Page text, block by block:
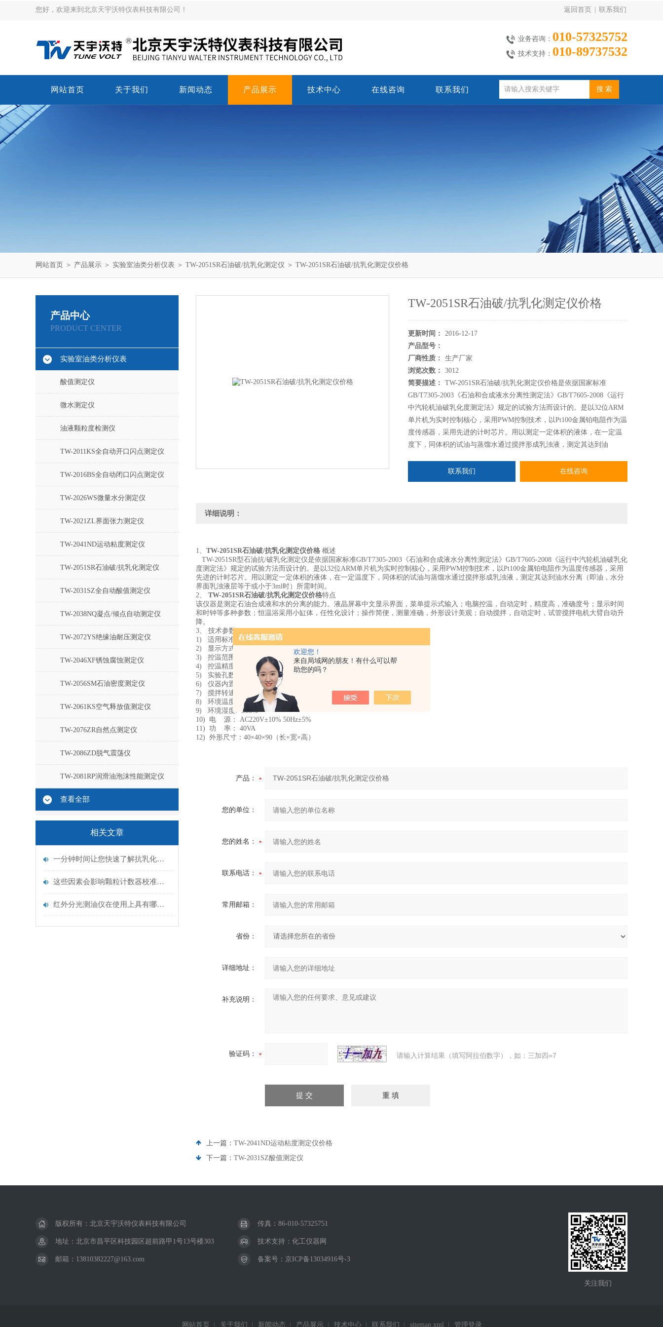
欢迎您！
来自局域网的朋友！有什么可以帮
助您的吗？
您好，欢迎来到北京天宇沃特仪表科技有限公司！ 返回首页 联系我们
业务咨询： 010-57325752
技术支持： 010-89737532
网站首页 关于我们 新闻动态 产品展示 技术中心 在线咨询 联系我们
网站首页 ＞ 产品展示 ＞ 实验室油类分析仪表 ＞ TW-2051SR石油破/抗乳化测定仪 ＞ TW-2051SR石油破/抗乳化测定仪价格
产品中心
PRODUCT CENTER
实验室油类分析仪表
酸值测定仪
微水测定仪
油液颗粒度检测仪
TW-2011KS全自动开口闪点测定仪
TW-2016BS全自动闭口闪点测定仪
TW-2026WS微量水分测定仪
TW-2021ZL界面张力测定仪
TW-2041ND运动粘度测定仪
TW-2051SR石油破/抗乳化测定仪
TW-2031SZ全自动酸值测定仪
TW-2038NQ凝点/倾点自动测定仪
TW-2072YS绝缘油耐压测定仪
TW-2046XF锈蚀腐蚀测定仪
TW-2056SM石油密度测定仪
TW-2061KS空气释放值测定仪
TW-2076ZR自然点测定仪
TW-2086ZD脱气震荡仪
TW-2081RP润滑油泡沫性能测定仪
查看全部
相关文章
一分钟时间让您快速了解抗乳化测定仪
这些因素会影响颗粒计数器校准的准确性
红外分光测油仪在使用上具有哪些性能？
TW-2051SR石油破/抗乳化测定仪价格
更新时间：
2016-12-17
产品型号：
厂商性质：
生产厂家
浏览次数：
3012
简要描述：
TW-2051SR石油破/抗乳化测定仪价格是依据国家标准
GB/T7305-2003《石油和合成液水分离性测定法》GB/T7605-2008《运行
中汽轮机油破乳化度测定法》规定的试验方法而设计的。是以32位ARM
单片机为实时控制核心，采用PWM控制技术，以Pt100金属铂电阻作为温
度传感器，采用先进的计时芯片。用以测定一定体积的液体，在一定温
度下，同体积的试油与蒸馏水通过搅拌形成乳浊液，测定其达到油
联系我们 在线咨询
详细说明：
1、 TW-2051SR石油破/抗乳化测定仪价格 概述
TW-2051SR型石油抗/破乳化测定仪是依据国家标准GB/T7305-2003《石油和合成液水分离性测定法》GB/T7605-2008《运行中汽轮机油破乳化
度测定法》规定的试验方法而设计的。是以32位ARM单片机为实时控制核心，采用PWM控制技术，以Pt100金属铂电阻作为温度传感器，采用
先进的计时芯片。用以测定一定体积的液体，在一定温度下，同体积的试油与蒸馏水通过搅拌形成乳浊液，测定其达到油水分离（即油，水分
界面乳浊液层等于或小于3ml时）所需时间。
2、 TW-2051SR石油破/抗乳化测定仪价格特点
该仪器是测定石油合成液和水的分离的能力。液晶屏幕中文显示界面，菜单提示式输入；电脑控温，自动定时，精度高，准确度号；显示时间
和时钟等多种参数；恒温浴采用小缸体，任性化设计；操作简便，测量准确，外形设计美观；自动搅拌，自动定时，试管搅拌电机大臂自动升
降。
3、 技术参数
1) 适用标准：GB/T7305-2003 GB/T7605-2008
2) 显示方式：高清晰彩色触摸屏显示，操作方便、清晰、直观
3) 控温范围：（室温～100）℃
4) 控温精度：±0.1℃
5) 实验孔数：4孔
6) 仪器内置数据存储功能，方便随时查看数据
7) 搅拌转速：（1500±15）r/min
8) 环境温度：（5～45）℃
9) 环境湿度: ≤85%
10) 电 源： AC220V±10% 50Hz±5%
11) 功 率： 40VA
12) 外形尺寸：40×40×90（长×宽×高）
产品：
您的单位：
您的姓名：
联系电话：
常用邮箱：
省份：
详细地址：
补充说明：
验证码： 请输入计算结果（填写阿拉伯数字），如：三加四=7
上一篇： TW-2041ND运动粘度测定仪价格
下一篇： TW-2031SZ酸值测定仪
关注我们
版权所有：北京天宇沃特仪表科技有限公司 传真：86-010-57325751
地址：北京市昌平区科技园区超前路甲1号13号楼303 技术支持： 化工仪器网
邮箱：13810382227@163.com 备案号： 京ICP备13034916号-3
网站首页 关于我们 新闻动态 产品展示 技术中心 联系我们 sitemap.xml 管理登录